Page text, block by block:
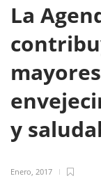
La
y
Enero, 2017